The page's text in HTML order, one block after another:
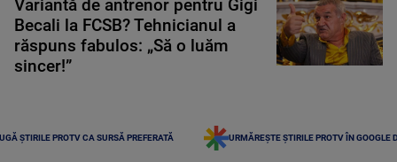
Variantă de antrenor pentru Gigi
Becali la FCSB? Tehnicianul a
răspuns fabulos: „Să o luăm
sincer!”
ȘTIRILE PROTV CA SURSĂ PREFERATĂ URMĂREȘTE ȘTIRILE PROTV ÎN GOOGLE